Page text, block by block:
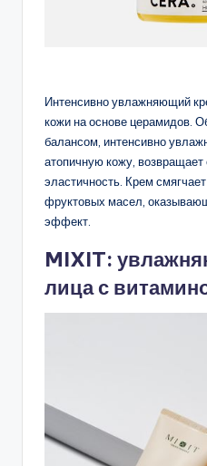
Интенсивно увлажняющий
кожи на основе церамидов.
балансом, интенсивно
атопичную кожу, возвращает
эластичность. Крем
фруктовых масел,
эффект.
MIXIT:
лица с